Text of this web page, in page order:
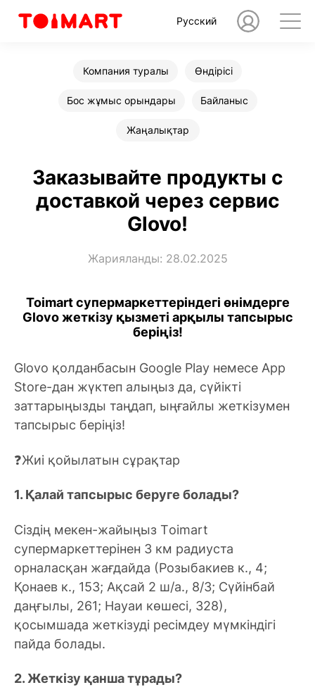
Русский
Компания туралы Өндірісі
Бос жұмыс орындары Байланыс
Жаңалықтар
Заказывайте продукты с
доставкой через сервис
Glovo!
Жарияланды: 28.02.2025
Toimart супермаркеттеріндегі өнімдерге
Glovo жеткізу қызметі арқылы тапсырыс
беріңіз!
Glovo қолданбасын Google Play немесе App
Store-дан жүктеп алыңыз да, сүйікті
заттарыңызды таңдап, ыңғайлы жеткізумен
тапсырыс беріңіз!
❓Жиі қойылатын сұрақтар
1. Қалай тапсырыс беруге болады?
Сіздің мекен-жайыңыз Тoimart
супермаркеттерінен 3 км радиуста
орналасқан жағдайда (Розыбакиев к., 4;
Қонаев к., 153; Ақсай 2 ш/а., 8/3; Сүйінбай
даңғылы, 261; Науаи көшесі, 328),
қосымшада жеткізуді ресімдеу мүмкіндігі
пайда болады.
2. Жеткізу қанша тұрады?